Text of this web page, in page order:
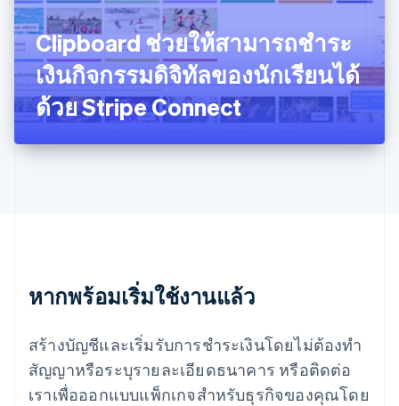
Clipboard ช่วยให้สามารถชำระ
เงินกิจกรรมดิจิทัลของนักเรียนได้
ด้วย Stripe Connect
หากพร้อมเริ่มใช้งานแล้ว
สร้างบัญชีและเริ่มรับการชำระเงินโดยไม่ต้องทำ
สัญญาหรือระบุรายละเอียดธนาคาร หรือติดต่อ
เราเพื่อออกแบบแพ็กเกจสำหรับธุรกิจของคุณโดย
มอลตา
English
มาเลเซีย
English简体中文
เม็กซิโก
EspañolEnglish
ยิบรอลตาร์
เยอรมนี
English
ลิกเตนสไตน์
ลิทัวเนีย
English
สเปน
EspañolEnglish